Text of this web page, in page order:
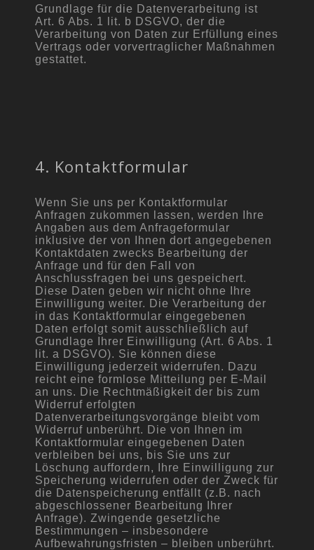
Grundlage für die Datenverarbeitung ist
Art. 6 Abs. 1 lit. b DSGVO, der die
Verarbeitung von Daten zur Erfüllung eines
Vertrags oder vorvertraglicher Maßnahmen
gestattet.
4. Kontaktformular
Wenn Sie uns per Kontaktformular
Anfragen zukommen lassen, werden Ihre
Angaben aus dem Anfrageformular
inklusive der von Ihnen dort angegebenen
Kontaktdaten zwecks Bearbeitung der
Anfrage und für den Fall von
Anschlussfragen bei uns gespeichert.
Diese Daten geben wir nicht ohne Ihre
Einwilligung weiter. Die Verarbeitung der
in das Kontaktformular eingegebenen
Daten erfolgt somit ausschließlich auf
Grundlage Ihrer Einwilligung (Art. 6 Abs. 1
lit. a DSGVO). Sie können diese
Einwilligung jederzeit widerrufen. Dazu
reicht eine formlose Mitteilung per E-Mail
an uns. Die Rechtmäßigkeit der bis zum
Widerruf erfolgten
Datenverarbeitungsvorgänge bleibt vom
Widerruf unberührt. Die von Ihnen im
Kontaktformular eingegebenen Daten
verbleiben bei uns, bis Sie uns zur
Löschung auffordern, Ihre Einwilligung zur
Speicherung widerrufen oder der Zweck für
die Datenspeicherung entfällt (z.B. nach
abgeschlossener Bearbeitung Ihrer
Anfrage). Zwingende gesetzliche
Bestimmungen – insbesondere
Aufbewahrungsfristen – bleiben unberührt.